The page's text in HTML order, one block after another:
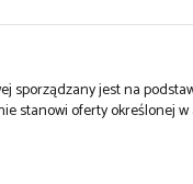
sporządzany jest na
stanowi oferty określonej w